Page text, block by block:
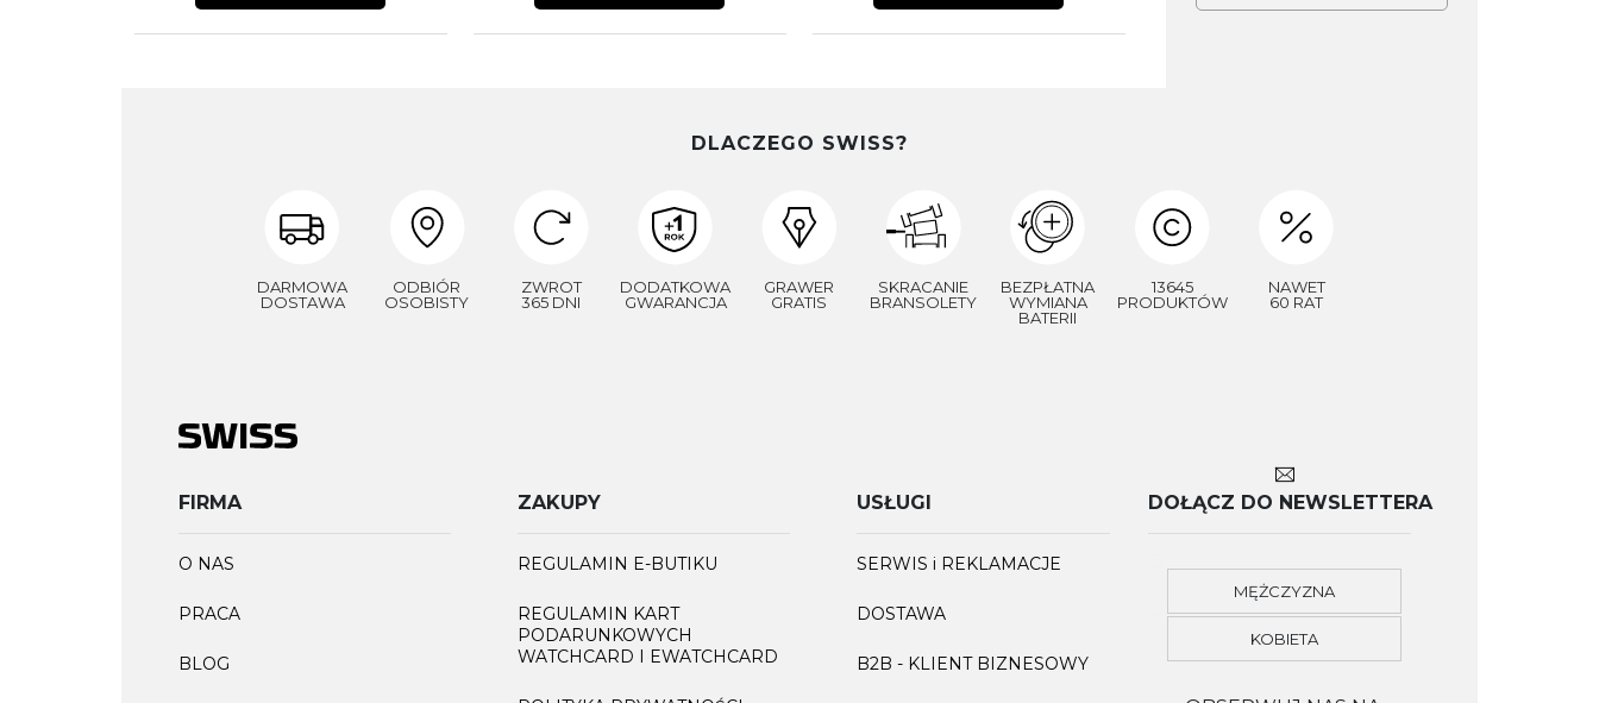
DLACZEGO SWISS?
DARMOWA
DOSTAWA
ODBIÓR
OSOBISTY
ZWROT
365 DNI
DODATKOWA
GWARANCJA
GRAWER
GRATIS
SKRACANIE
BRANSOLETY
BEZPŁATNA
WYMIANA
BATERII
13645
PRODUKTÓW
NAWET
60 RAT
FIRMA
O NAS
PRACA
BLOG
ZAKUPY
REGULAMIN E-BUTIKU
REGULAMIN KART
PODARUNKOWYCH
WATCHCARD I EWATCHCARD
USŁUGI
SERWIS i REKLAMACJE
DOSTAWA
B2B - KLIENT BIZNESOWY
DOŁĄCZ DO NEWSLETTERA
MĘŻCZYZNA
KOBIETA